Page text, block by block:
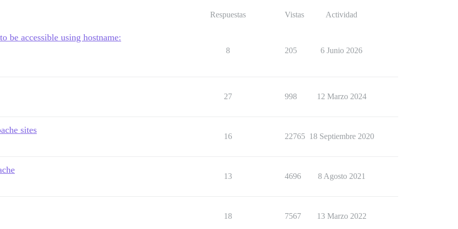
Respuestas Vistas Actividad
be accessible using hostname:
8 205 6 Junio 2026
27 998 12 Marzo 2024
sites
16 22765 18 Septiembre 2020
13 4696 8 Agosto 2021
18 7567 13 Marzo 2022